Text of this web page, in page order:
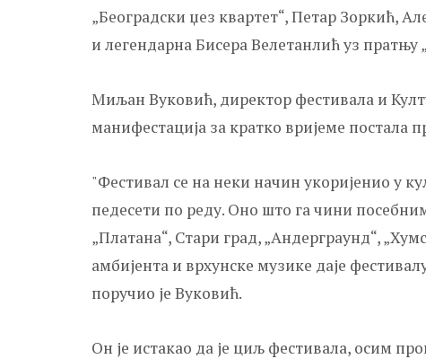
„Београдски џез квартет“, Петар Зоркић,
и легендарна Бисера Велетанлић уз
Миљан Вуковић, директор фестивала и
манифестација за кратко вријеме постала
"Фестивал се на неки начин укоријенио у
педесети по реду. Оно што га чини
„Платана“, Стари град, „Андерграунд“,
амбијента и врхунске музике даје
поручио је Вуковић.
Он је истакао да је циљ фестивала, осим